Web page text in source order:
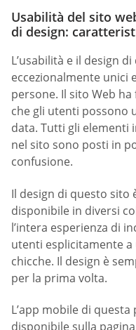
Usabilità del sito
di design:
L’usabilità e il design
eccezionalmente unici
persone. Il sito Web
che gli utenti possono
data. Tutti gli elementi
nel sito sono posti in
confusione.
Il design di questo sito
disponibile in diversi
l’intera esperienza di
utenti esplicitamente
chicche. Il design è
per la prima volta.
L’app mobile di
disponibile sulla